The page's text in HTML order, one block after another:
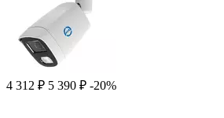
4 312 ₽ 5 390 ₽ -20%